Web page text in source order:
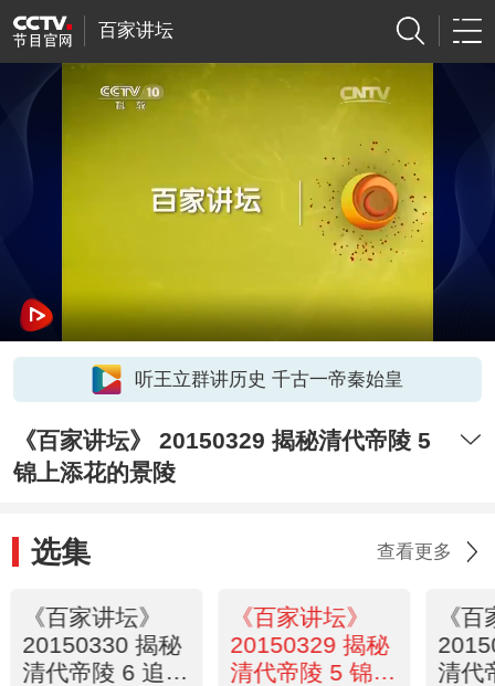
百家讲坛
听王立群讲历史 千古一帝秦始皇
《百家讲坛》 20150329 揭秘清代帝陵 5
锦上添花的景陵
选集 查看更多
《百家讲坛》
20150330 揭秘
清代帝陵 6 追求
《百家讲坛》
20150329 揭秘
清代帝陵 5 锦上
《
清代